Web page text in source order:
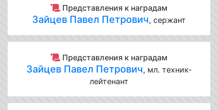
Представления к наградам
Зайцев Павел Петрович, сержант
Представления к наградам
Зайцев Павел Петрович, мл. техник-
лейтенант